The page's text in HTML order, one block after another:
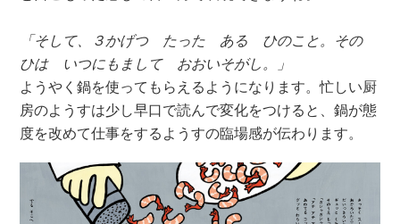
「そして、３かげつ たった ある ひのこと。その
ひは いつにもまして おおいそがし。」
ようやく鍋を使ってもらえるようになります。忙しい厨
房のようすは少し早口で読んで変化をつけると、鍋が態
度を改めて仕事をするようすの臨場感が伝わります。